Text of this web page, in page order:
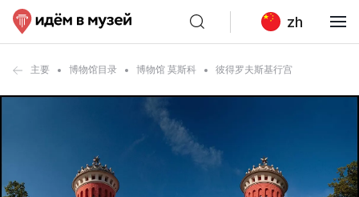
zh
主要 博物馆目录 博物馆 莫斯科 彼得罗夫斯基行宫